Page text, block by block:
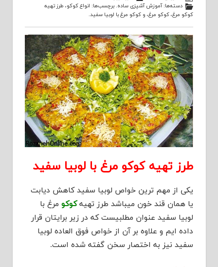
دسته‌ها:آموزش آشپزی ساده. برچسب‌ها: انواع کوکو، طرز تهیه
کوکو مرغ، کوکو مرغ، و کوکو مرغ با لوبیا سفید.
طرز تهیه کوکو مرغ با لوبیا سفید
یکی از مهم ترین خواص لوبیا سفید کاهش دیابت
یا همان قند خون میباشد طرز تهیهکوکو مرغ با
لوبیا سفید عنوان مطلبیست که در زیر برایتان قرار
داده ایم و علاوه بر آن از خواص فوق العاده لوبیا
سفید نیز به اختصار سخن گفته شده است.